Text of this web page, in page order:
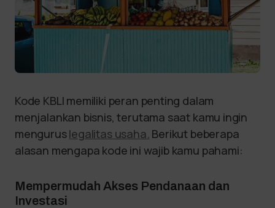
Kode KBLI memiliki peran penting dalam
menjalankan bisnis, terutama saat kamu ingin
menguruslegalitas usaha. Berikut beberapa
alasan mengapa kode ini wajib kamu pahami:
Mempermudah Akses Pendanaan dan
Investasi